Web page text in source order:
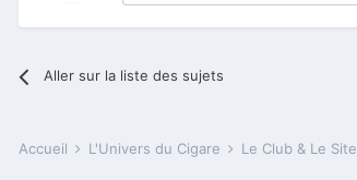
Aller sur la liste des sujets
Accueil L'Univers du Cigare Le Club & Le Site